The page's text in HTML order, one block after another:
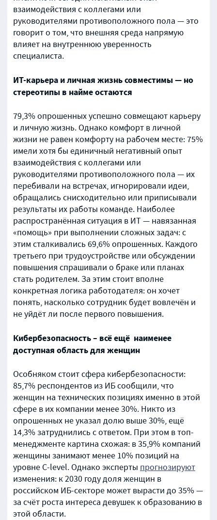
взаимодействия с коллегами или
руководителями противоположного пола — это
говорит о том, что внешняя среда напрямую
влияет на внутреннюю уверенность
специалиста.
ИТ-карьера и личная жизнь совместимы — но
стереотипы в найме остаются
79,3% опрошенных успешно совмещают карьеру
и личную жизнь. Однако комфорт в личной
жизни не равен комфорту на рабочем месте: 75%
имели хотя бы единичный негативный опыт
взаимодействия с коллегами или
руководителями противоположного пола — их
перебивали на встречах, игнорировали идеи,
обращались снисходительно или приписывали
результаты их работы команде. Наиболее
распространённая ситуация в ИТ — навязанная
«помощь» при выполнении сложных задач: с
этим сталкивались 69,6% опрошенных. Каждого
третьего при трудоустройстве или обсуждении
повышения спрашивали о браке или планах
стать родителем. За этим стоит вполне
конкретная логика работодателя: он хочет
понять, насколько сотрудник будет вовлечён и
не уйдёт ли после первого повышения.
Кибербезопасность – всё ещё наименее
доступная область для женщин
Особняком стоит сфера кибербезопасности:
85,7% респондентов из ИБ сообщили, что
женщин на технических позициях именно в этой
сфере в их компании менее 30%. Никто из
опрошенных не указал долю выше 30%, ещё
14,3% затруднились с ответом. При этом в топ-
менеджменте картина схожая: в 35,9% компаний
женщины занимают менее 10% позиций на
уровне C-level. Однако эксперты прогнозируют
изменения: к 2030 году доля женщин в
российском ИБ-секторе может вырасти до 35% —
за счёт роста интереса девушек к образованию в
этой области.